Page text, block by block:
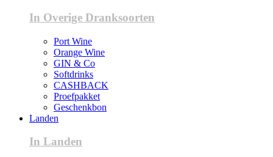
In Overige Dranksoorten
Port Wine
Orange Wine
GIN & Co
Softdrinks
CASHBACK
Proefpakket
Geschenkbon
Landen
In Landen